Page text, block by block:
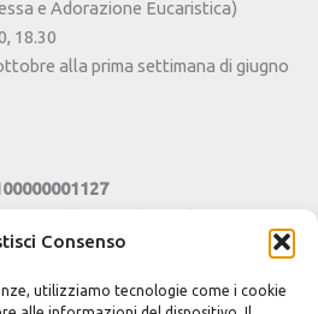
Consenso
utilizziamo tecnologie come i cookie
e Adorazione Eucaristica)
18.30
alla prima settimana di giugno